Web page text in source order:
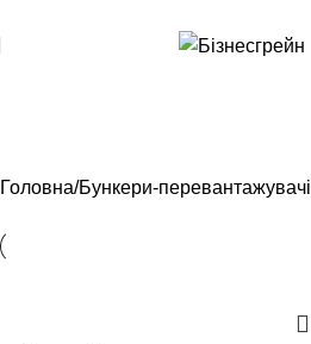
Головна Бункери-перевантажувачі